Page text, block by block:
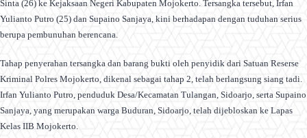
Sinta (26) ke Kejaksaan Negeri Kabupaten Mojokerto. Tersangka tersebut, Irfan
Yulianto Putro (25) dan Supaino Sanjaya, kini berhadapan dengan tuduhan serius
berupa pembunuhan berencana.
Tahap penyerahan tersangka dan barang bukti oleh penyidik dari Satuan Reserse
Kriminal Polres Mojokerto, dikenal sebagai tahap 2, telah berlangsung siang tadi.
Irfan Yulianto Putro, penduduk Desa/Kecamatan Tulangan, Sidoarjo, serta Supaino
Sanjaya, yang merupakan warga Buduran, Sidoarjo, telah dijebloskan ke Lapas
Kelas IIB Mojokerto.